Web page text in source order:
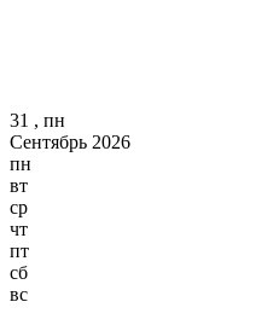
31 , пн
Сентябрь 2026
пн
вт
ср
чт
пт
сб
вс